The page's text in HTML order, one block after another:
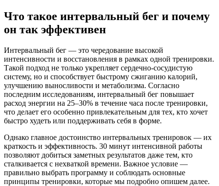
Что такое интервальный бег и почему
он так эффективен
Интервальный бег — это чередование высокой
интенсивности и восстановления в рамках одной тренировки.
Такой подход не только укрепляет сердечно-сосудистую
систему, но и способствует быстрому сжиганию калорий,
улучшению выносливости и метаболизма. Согласно
последним исследованиям, интервальный бег повышает
расход энергии на 25–30% в течение часа после тренировки,
что делает его особенно привлекательным для тех, кто хочет
быстро худеть или поддерживать себя в форме.
Однако главное достоинство интервальных тренировок — их
краткость и эффективность. 30 минут интенсивной работы
позволяют добиться заметных результатов даже тем, кто
сталкивается с нехваткой времени. Важное условие —
правильно выбрать программу и соблюдать основные
принципы тренировки, которые мы подробно опишем далее.